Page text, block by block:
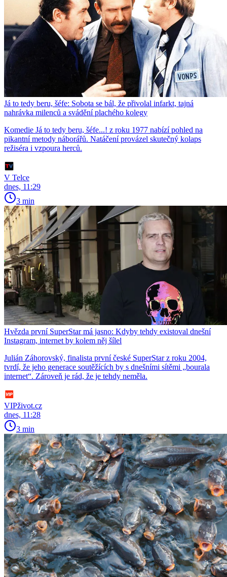
Já to tedy beru, šéfe: Sobota se bál, že přivolal infarkt, tajná
nahrávka milenců a svádění plachého kolegy
Komedie Já to tedy beru, šéfe...! z roku 1977 nabízí pohled na
pikantní metody náborářů. Natáčení provázel skutečný kolaps
režiséra i vzpoura herců.
V Telce
dnes, 11:29
3 min
Hvězda první SuperStar má jasno: Kdyby tehdy existoval dnešní
Instagram, internet by kolem něj šílel
Julián Záhorovský, finalista první české SuperStar z roku 2004,
tvrdí, že jeho generace soutěžících by s dnešními sítěmi „bourala
internet“. Zároveň je rád, že je tehdy neměla.
VIPživot.cz
dnes, 11:28
3 min